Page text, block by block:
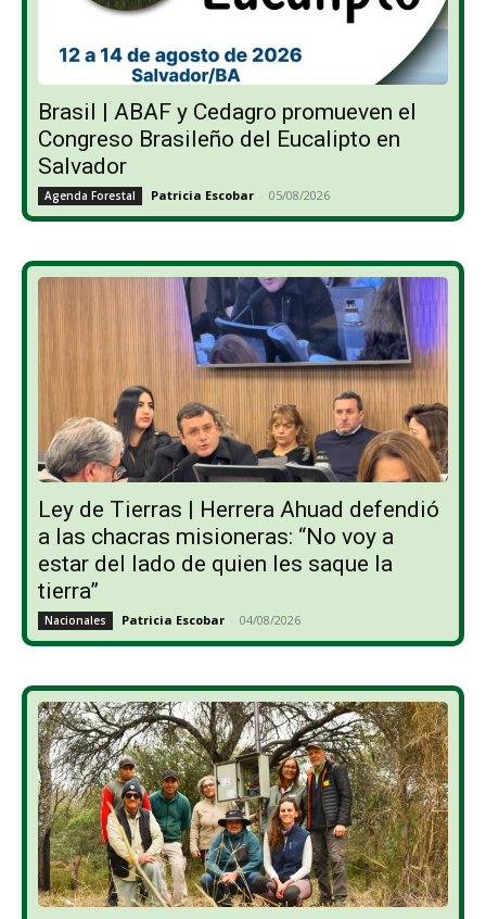
Brasil | ABAF y Cedagro promueven el
Congreso Brasileño del Eucalipto en
Salvador
Agenda Forestal Patricia Escobar - 05/08/2026
Ley de Tierras | Herrera Ahuad defendió
a las chacras misioneras: “No voy a
estar del lado de quien les saque la
tierra”
Nacionales Patricia Escobar - 04/08/2026